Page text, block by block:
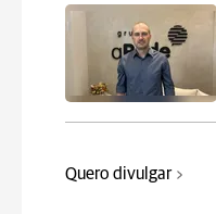
Quero divulgar